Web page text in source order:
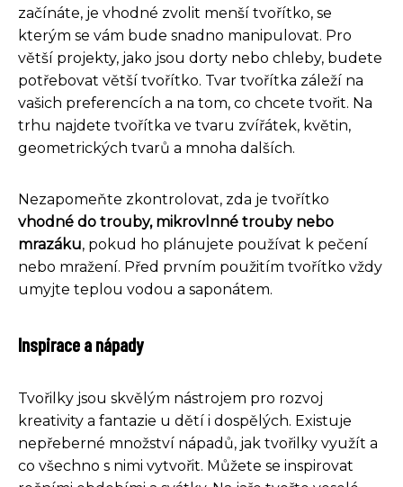
začínáte, je vhodné zvolit menší tvořítko, se
kterým se vám bude snadno manipulovat. Pro
větší projekty, jako jsou dorty nebo chleby, budete
potřebovat větší tvořítko. Tvar tvořítka záleží na
vašich preferencích a na tom, co chcete tvořit. Na
trhu najdete tvořítka ve tvaru zvířátek, květin,
geometrických tvarů a mnoha dalších.
Nezapomeňte zkontrolovat, zda je tvořítko
vhodné do trouby, mikrovlnné trouby nebo
mrazáku, pokud ho plánujete používat k pečení
nebo mražení. Před prvním použitím tvořítko vždy
umyjte teplou vodou a saponátem.
Inspirace a nápady
Tvořilky jsou skvělým nástrojem pro rozvoj
kreativity a fantazie u dětí i dospělých. Existuje
nepřeberné množství nápadů, jak tvořilky využít a
co všechno s nimi vytvořit. Můžete se inspirovat